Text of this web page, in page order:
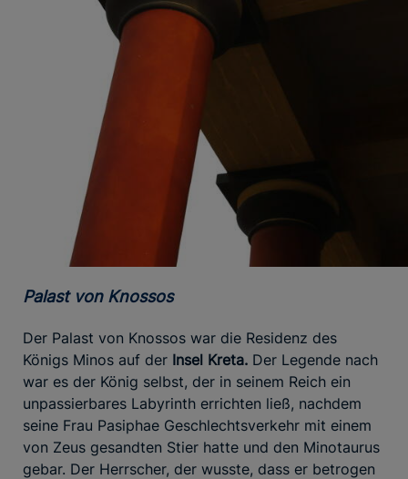
Palast von Knossos
Der Palast von Knossos war die Residenz des
Königs Minos auf der Insel Kreta. Der Legende nach
war es der König selbst, der in seinem Reich ein
unpassierbares Labyrinth errichten ließ, nachdem
seine Frau Pasiphae Geschlechtsverkehr mit einem
von Zeus gesandten Stier hatte und den Minotaurus
gebar. Der Herrscher, der wusste, dass er betrogen